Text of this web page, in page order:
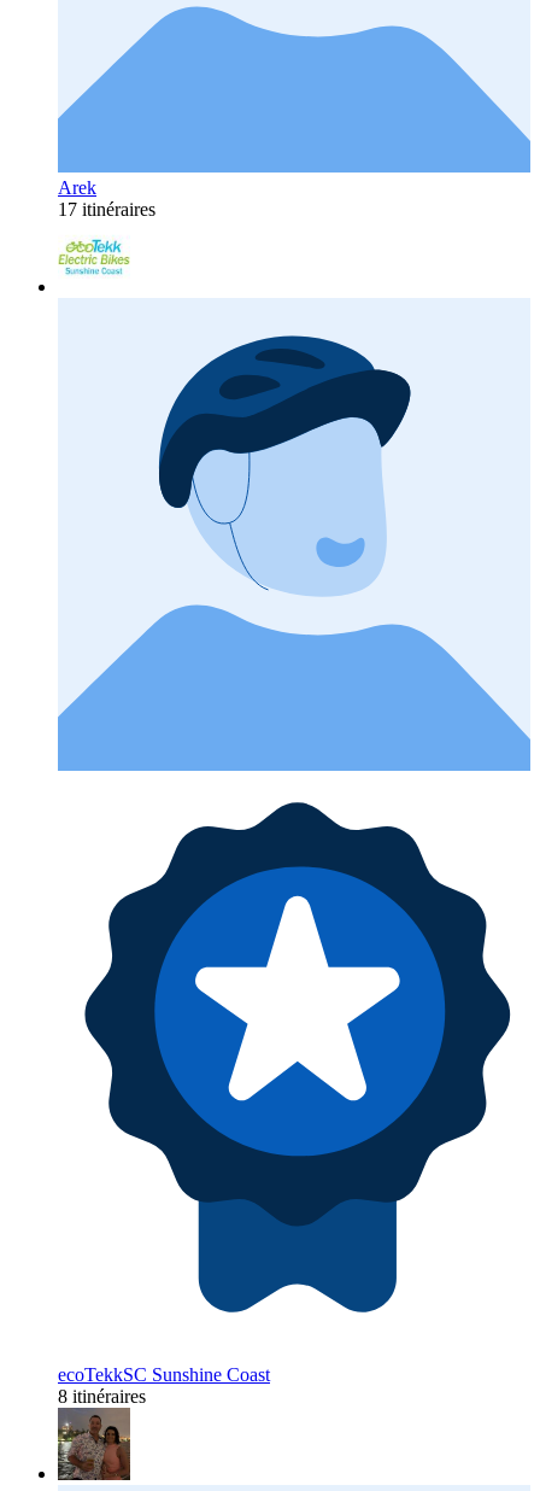
Arek
17 itinéraires
ecoTekkSC Sunshine Coast
8 itinéraires